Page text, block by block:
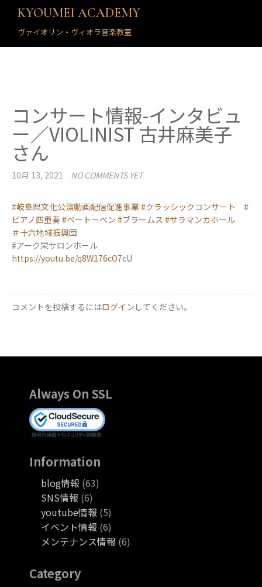
KYOUMEI ACADEMY
ヴァイオリン・ヴィオラ音楽教室
コンサート情報-インタビュ
ー／VIOLINIST 古井麻美子
さん
10月 13, 2021 NO COMMENTS YET
#岐阜県文化公演動画配信促進事業#クラッシックコンサート
#
ピアノ四重奏#ベートーベン #ブラームス #サラマンカホール
＃十六地域振興団
#アーク栄サロンホール
https://youtu.be/q8W176cO7cU
コメントを投稿するにはログイン してください。
Always On SSL
Information
blog情報 (63)
SNS情報 (6)
youtube情報 (5)
イベント情報 (6)
メンテナンス情報 (6)
Category